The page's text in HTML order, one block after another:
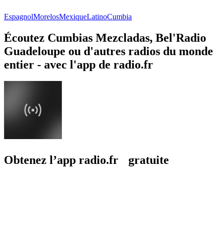
EspagnolMorelosMexiqueLatinoCumbia
Écoutez Cumbias Mezcladas, Bel'Radio
Guadeloupe ou d'autres radios du monde
entier - avec l'app de radio.fr
Obtenez l’app radio.fr gratuite